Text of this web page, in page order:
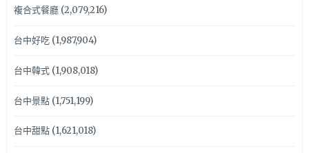
複合式餐廳(2,079,216)
台中好吃(1,987,904)
台中韓式(1,908,018)
台中景點(1,751,199)
台中甜點(1,621,018)